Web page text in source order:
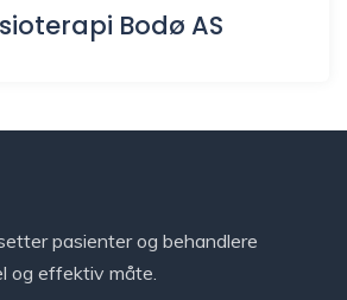
Bodø AS
pasienter og behandlere
og effektiv måte.